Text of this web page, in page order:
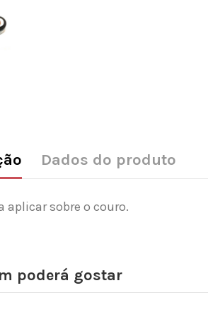
Dados do produto
aplicar sobre o couro.
poderá gostar